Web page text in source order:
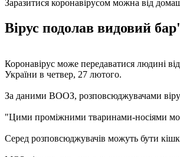
Заразитися коронавірусом можна від
Вірус подолав видовий
Коронавірус може передаватися людині
України в четвер, 27 лютого.
За даними ВООЗ, розповсюджувачами
"Цими проміжними тваринами-носіями
Серед розповсюджувачів можуть бути